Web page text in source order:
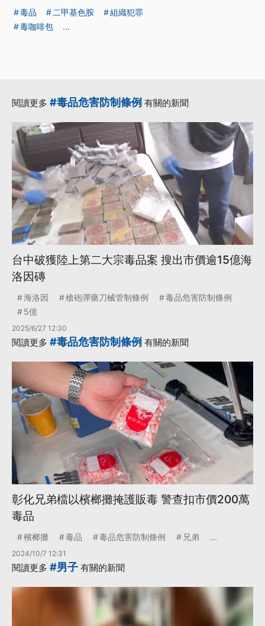
毒品
二甲基色胺
組織犯罪
毒咖啡包
...
閱讀更多 #毒品危害防制條例 有關的新聞
台中破獲陸上第二大宗毒品案 搜出市價逾15億海
洛因磚
海洛因 槍砲彈藥刀械管制條例
毒品危害防制條例
5億
2025/6/27 12:30
閱讀更多 #毒品危害防制條例 有關的新聞
彰化兄弟檔以檳榔攤掩護販毒 警查扣市價200萬
毒品
檳榔攤 毒品 毒品危害防制條例 兄弟 ...
2024/10/7 12:31
閱讀更多 #男子 有關的新聞